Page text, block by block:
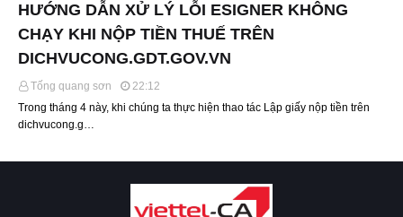
HƯỚNG DẪN XỬ LÝ LỖI ESIGNER KHÔNG
CHẠY KHI NỘP TIỀN THUẾ TRÊN
DICHVUCONG.GDT.GOV.VN
Tống quang sơn
22:12
Trong tháng 4 này, khi chúng ta thực hiện thao tác Lập giấy nộp tiền trên
dichvucong.g…